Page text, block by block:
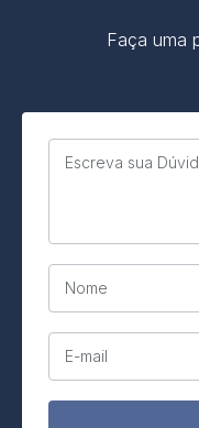
Faça uma
Escreva sua
Nome
E-mail